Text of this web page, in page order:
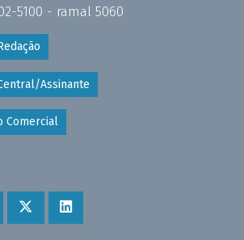
5100 - ramal 5060
Assinante
Comercial